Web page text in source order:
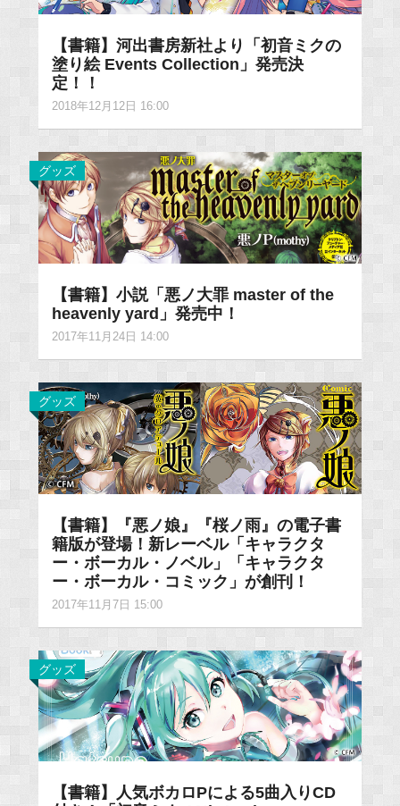
【書籍】河出書房新社より「初音ミクの
塗り絵 Events Collection」発売決
定！！
2018年12月12日 16:00
グッズ
【書籍】小説「悪ノ大罪 master of the
heavenly yard」発売中！
2017年11月24日 14:00
グッズ
【書籍】『悪ノ娘』『桜ノ雨』の電子書
籍版が登場！新レーベル「キャラクタ
ー・ボーカル・ノベル」「キャラクタ
ー・ボーカル・コミック」が創刊！
2017年11月7日 15:00
グッズ
【書籍】人気ボカロPによる5曲入りCD